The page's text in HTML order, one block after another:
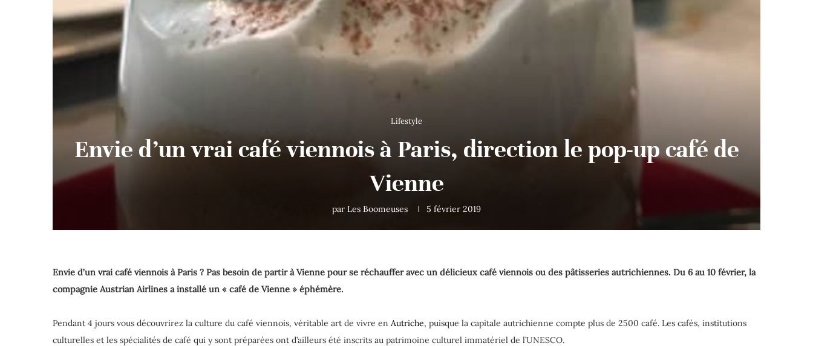
Lifestyle
Envie d’un vrai café viennois à Paris, direction le pop-up café de
Vienne
par Les Boomeuses 5 février 2019
Envie d’un vrai café viennois à Paris ? Pas besoin de partir à Vienne pour se réchauffer avec un délicieux café viennois ou des pâtisseries autrichiennes. Du 6 au 10 février, la
compagnie Austrian Airlines a installé un « café de Vienne » éphémère.
Pendant 4 jours vous découvrirez la culture du café viennois, véritable art de vivre en Autriche, puisque la capitale autrichienne compte plus de 2500 café. Les cafés, institutions
culturelles et les spécialités de café qui y sont préparées ont d’ailleurs été inscrits au patrimoine culturel immatériel de l’UNESCO.